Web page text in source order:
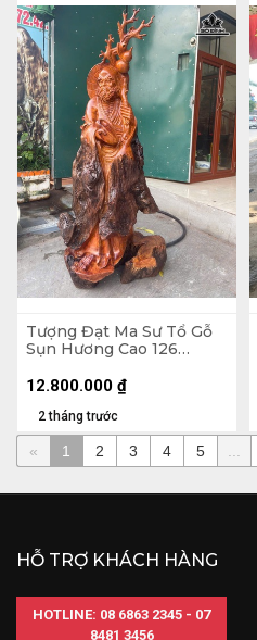
Tượng Đạt Ma Sư Tổ Gỗ
Sụn Hương Cao 126
2 tháng trước
12.800.000 ₫
« 1 2 3 4 5
HỖ TRỢ KHÁCH HÀNG
HOTLINE: 08 6863 2345 - 07
8481 3456